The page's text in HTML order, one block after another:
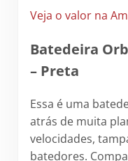
Veja o valor na
Batedeira
– Preta
Essa é uma
atrás de muita
velocidades,
batedores.